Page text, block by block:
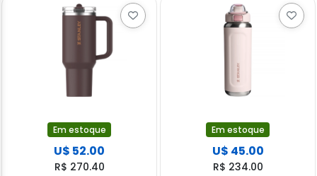
Em estoque
U$ 52.00
R$ 270.40
Em estoque
U$ 45.00
R$ 234.00